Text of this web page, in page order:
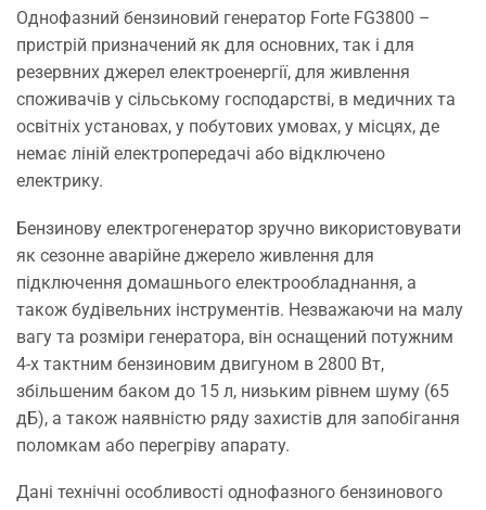
Однофазний бензиновий генератор Forte FG3800 –
пристрій призначений як для основних, так і для
резервних джерел електроенергії, для живлення
споживачів у сільському господарстві, в медичних та
освітніх установах, у побутових умовах, у місцях, де
немає ліній електропередачі або відключено
електрику.
Бензинову електрогенератор зручно використовувати
як сезонне аварійне джерело живлення для
підключення домашнього електрообладнання, а
також будівельних інструментів. Незважаючи на малу
вагу та розміри генератора, він оснащений потужним
4-х тактним бензиновим двигуном в 2800 Вт,
збільшеним баком до 15 л, низьким рівнем шуму (65
дБ), а також наявністю ряду захистів для запобігання
поломкам або перегріву апарату.
Дані технічні особливості однофазного бензинового